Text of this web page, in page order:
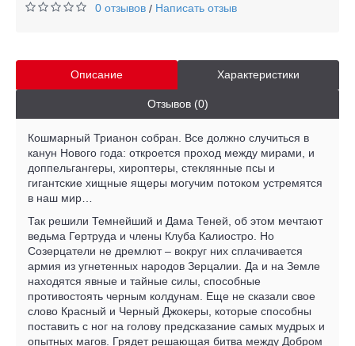
0 отзывов / Написать отзыв
Описание Характеристики
Отзывов (0)
Кошмарный Трианон собран. Все должно случиться в
канун Нового года: откроется проход между мирами, и
доппельгангеры, хироптеры, стеклянные псы и
гигантские хищные ящеры могучим потоком устремятся
в наш мир…
Так решили Темнейший и Дама Теней, об этом мечтают
ведьма Гертруда и члены Клуба Калиостро. Но
Созерцатели не дремлют – вокруг них сплачивается
армия из угнетенных народов Зерцалии. Да и на Земле
находятся явные и тайные силы, способные
противостоять черным колдунам. Еще не сказали свое
слово Красный и Черный Джокеры, которые способны
поставить с ног на голову предсказание самых мудрых и
опытных магов. Грядет решающая битва между Добром